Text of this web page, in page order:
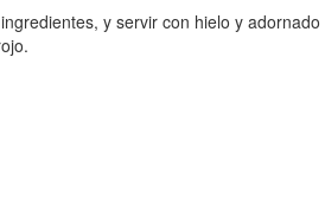
y servir con hielo y adornado